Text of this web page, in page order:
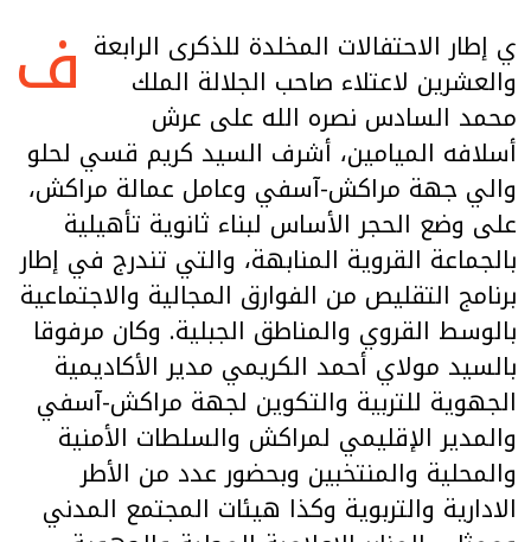
ف ي إطار الاحتفالات المخلدة للذكرى الرابعة
والعشرين لاعتلاء صاحب الجلالة الملك
محمد السادس نصره الله على عرش
أسلافه الميامين، أشرف السيد كريم قسي لحلو
والي جهة مراكش-آسفي وعامل عمالة مراكش،
على وضع الحجر الأساس لبناء ثانوية تأهيلية
بالجماعة القروية المنابهة، والتي تندرج في إطار
برنامج التقليص من الفوارق المجالية والاجتماعية
بالوسط القروي والمناطق الجبلية. وكان مرفوقا
بالسيد مولاي أحمد الكريمي مدير الأكاديمية
الجهوية للتربية والتكوين لجهة مراكش-آسفي
والمدير الإقليمي لمراكش والسلطات الأمنية
والمحلية والمنتخبين وبحضور عدد من الأطر
الادارية والتربوية وكذا هيئات المجتمع المدني